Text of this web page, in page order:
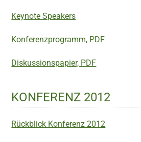
Keynote Speakers
Konferenzprogramm, PDF
Diskussionspapier, PDF
KONFERENZ 2012
Rückblick Konferenz 2012